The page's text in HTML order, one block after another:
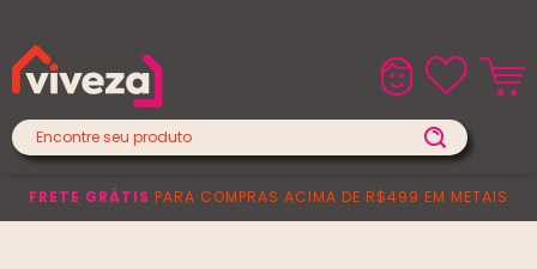
FRETE GRÁTIS PARA COMPRAS ACIMA DE R$499 EM METAIS